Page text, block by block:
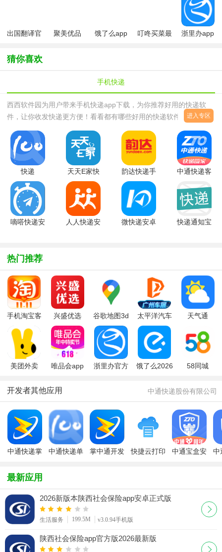
出国翻译官
聚美优品
饿了么app
叮咚买菜最
浙里办app
猜你喜欢
手机快递
西西软件园为用户带来手机快递app下载，为你推荐好用的快递软
件，让你收发快递更方便！看看都有哪些好用的快递软件吧顺丰速运
件管理软件，免费向客户提供
进入专区
快递
1007.8.0
安卓版
天天E家快
递员软件
v5.83安卓
版
韵达快递手
机客户端
4.0.2 官方
安卓版
中通快递客
6.12.26 安
卓版
嘀嗒快递安
人人快递安
微快递安卓
快递通知宝
热门推荐
手机淘宝客
兴盛优选
app官方版
谷歌地图3d
全景实景地
图
太平洋汽车
网手机版
天气通
美团外卖
唯品会app
浙里办官方
饿了么2026
58同城
开发者其他应用 中通快递股份有限公司
中通快递掌
中通快递单
掌中通开发
快捷云打印
中通宝盒安
中
最新应用
2026新版本陕西社会保险app安卓正式版
生活服务 199.5M v3.0.94手机版
陕西社会保险app官方版2026最新版